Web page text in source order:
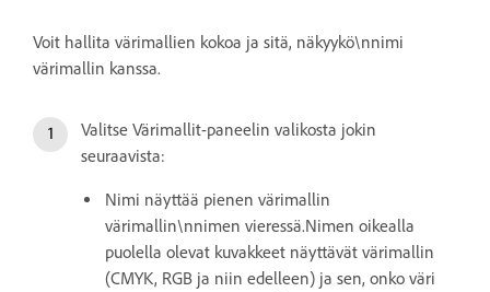
Voit hallita värimallien kokoa ja sitä, näkyykö\nnimi
värimallin kanssa.
Valitse Värimallit-paneelin valikosta jokin
seuraavista:
Nimi näyttää pienen värimallin
värimallin\nnimen vieressä.Nimen oikealla
puolella olevat kuvakkeet näyttävät värimallin
(CMYK, RGB ja niin edelleen) ja sen, onko väri